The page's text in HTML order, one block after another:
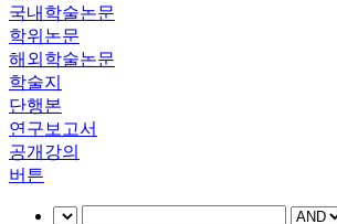
국내학술논문
학위논문
해외학술논문
학술지
단행본
연구보고서
공개강의
버튼